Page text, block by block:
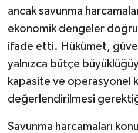
ancak savunma
ekonomik dengeler
ifade etti. Hükümet,
yalnızca bütçe
kapasite ve operasyonel
değerlendirilmesi
Savunma harcamaları